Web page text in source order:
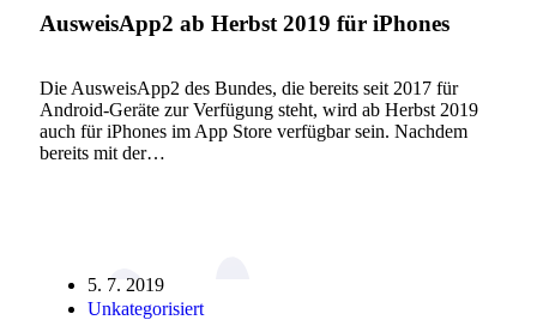
AusweisApp2 ab Herbst 2019 für iPhones
Die AusweisApp2 des Bundes, die bereits seit 2017 für
Android-Geräte zur Verfügung steht, wird ab Herbst 2019
auch für iPhones im App Store verfügbar sein. Nachdem
bereits mit der…
5. 7. 2019
Unkategorisiert